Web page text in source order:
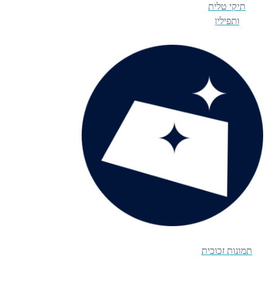
תיקי טלית
ותפילין
תמונות זכוכית